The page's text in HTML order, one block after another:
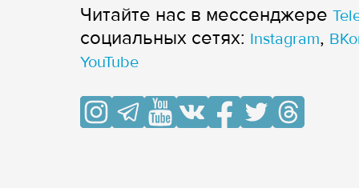
Читайте нас в мессенджере
cоциальных сетях: Instagram,
YouTube